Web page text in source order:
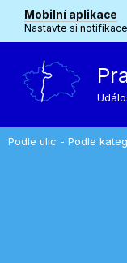
Mobilní aplikace
Nastavte si
Podle ulic - Podle